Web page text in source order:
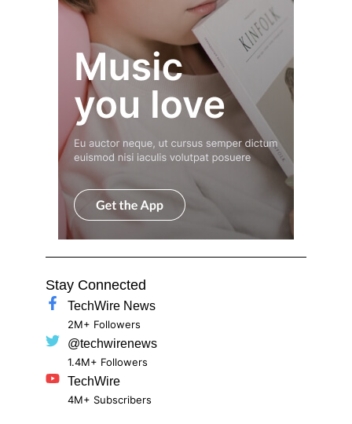
Stay Connected
TechWire News
2M+ Followers
@techwirenews
1.4M+ Followers
TechWire
4M+ Subscribers